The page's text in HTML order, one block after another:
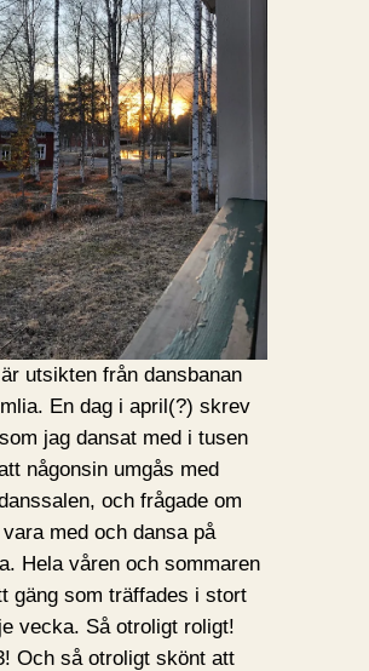
utsikten från dansbanan
En dag i april(?) skrev
jag dansat med i tusen
någonsin umgås med
och frågade om
med och dansa på
Hela våren och sommaren
gäng som träffades i stort
vecka. Så otroligt roligt!
Och så otroligt skönt att